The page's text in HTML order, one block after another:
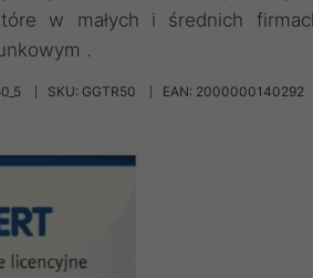
w małych i średnich
.
SKU: GGTR50 EAN: 2000000140292